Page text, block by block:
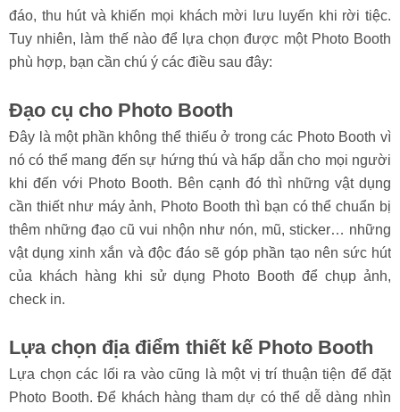
đáo, thu hút và khiến mọi khách mời lưu luyến khi rời tiệc.
Tuy nhiên, làm thế nào để lựa chọn được một Photo Booth
phù hợp, bạn cần chú ý các điều sau đây:
Đạo cụ cho Photo Booth
Đây là một phần không thể thiếu ở trong các Photo Booth vì
nó có thể mang đến sự hứng thú và hấp dẫn cho mọi người
khi đến với Photo Booth. Bên cạnh đó thì những vật dụng
cần thiết như máy ảnh, Photo Booth thì bạn có thể chuẩn bị
thêm những đạo cũ vui nhộn như nón, mũ, sticker… những
vật dụng xinh xắn và độc đáo sẽ góp phần tạo nên sức hút
của khách hàng khi sử dụng Photo Booth để chụp ảnh,
check in.
Lựa chọn địa điểm thiết kế Photo Booth
Lựa chọn các lối ra vào cũng là một vị trí thuận tiện để đặt
Photo Booth. Để khách hàng tham dự có thể dễ dàng nhìn